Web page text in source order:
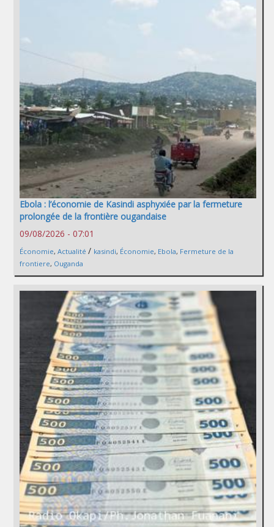
Ebola : l’économie de Kasindi asphyxiée par la fermeture
prolongée de la frontière ougandaise
09/08/2026 - 07:01
Économie, Actualité / kasindi, Économie, Ebola, Fermeture de la
frontiere, Ouganda